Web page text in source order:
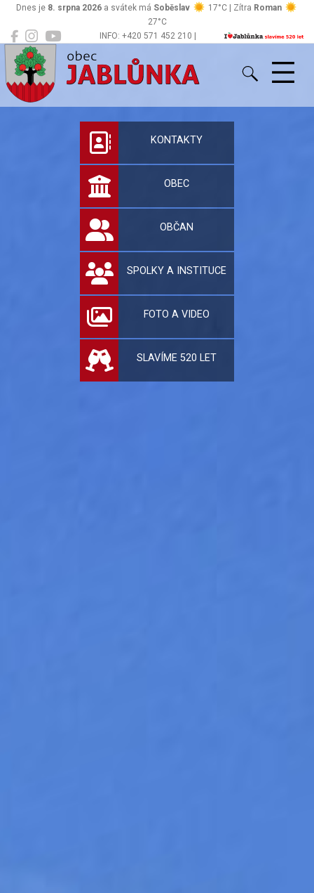
INFO: +420 571 452 210 |
Dnes je 8. srpna 2026 a svátek má Soběslav 17°C | Zítra Roman
27°C
Jablůnka
Oficiální stránky
KONTAKTY
OBEC
OBČAN
SPOLKY A INSTITUCE
FOTO A VIDEO
SLAVÍME 520 LET